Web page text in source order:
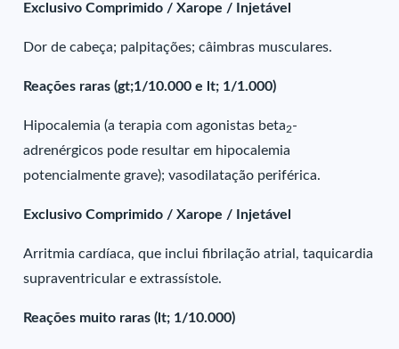
Exclusivo Comprimido / Xarope / Injetável
Dor de cabeça; palpitações; câimbras musculares.
Reações raras (gt;1/10.000 e lt; 1/1.000)
Hipocalemia (a terapia com agonistas beta2-
adrenérgicos pode resultar em hipocalemia
potencialmente grave); vasodilatação periférica.
Exclusivo Comprimido / Xarope / Injetável
Arritmia cardíaca, que inclui fibrilação atrial, taquicardia
supraventricular e extrassístole.
Reações muito raras (lt; 1/10.000)